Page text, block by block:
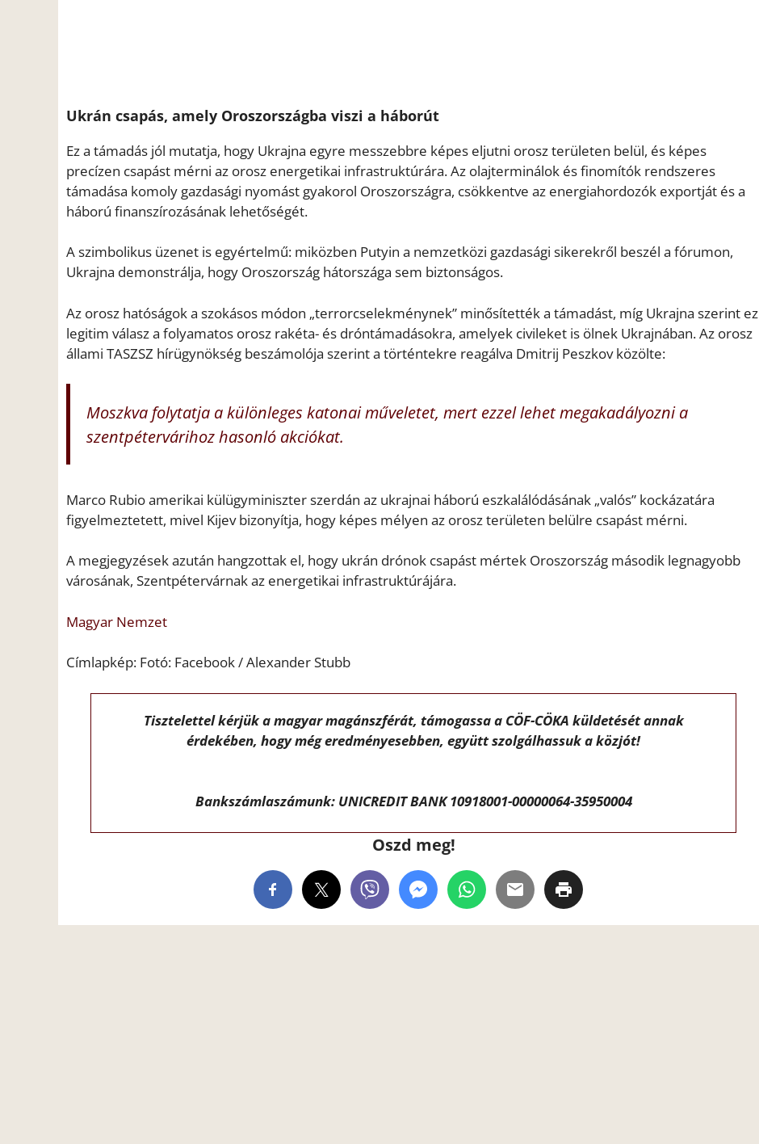
Ukrán csapás, amely Oroszországba viszi a háborút
Ez a támadás jól mutatja, hogy Ukrajna egyre messzebbre képes eljutni orosz területen belül, és képes
precízen csapást mérni az orosz energetikai infrastruktúrára. Az olajterminálok és finomítók rendszeres
támadása komoly gazdasági nyomást gyakorol Oroszországra, csökkentve az energiahordozók exportját és a
háború finanszírozásának lehetőségét.
A szimbolikus üzenet is egyértelmű: miközben Putyin a nemzetközi gazdasági sikerekről beszél a fórumon,
Ukrajna demonstrálja, hogy Oroszország hátországa sem biztonságos.
Az orosz hatóságok a szokásos módon „terrorcselekménynek” minősítették a támadást, míg Ukrajna szerint ez
legitim válasz a folyamatos orosz rakéta- és dróntámadásokra, amelyek civileket is ölnek Ukrajnában. Az orosz
állami TASZSZ hírügynökség beszámolója szerint a történtekre reagálva Dmitrij Peszkov közölte:
Moszkva folytatja a különleges katonai műveletet, mert ezzel lehet megakadályozni a
szentpétervárihoz hasonló akciókat.
Marco Rubio amerikai külügyminiszter szerdán az ukrajnai háború eszkalálódásának „valós” kockázatára
figyelmeztetett, mivel Kijev bizonyítja, hogy képes mélyen az orosz területen belülre csapást mérni.
A megjegyzések azután hangzottak el, hogy ukrán drónok csapást mértek Oroszország második legnagyobb
városának, Szentpétervárnak az energetikai infrastruktúrájára.
Magyar Nemzet
Címlapkép: Fotó: Facebook / Alexander Stubb
Tisztelettel kérjük a magyar magánszférát, támogassa a CÖF-CÖKA küldetését annak
érdekében, hogy még eredményesebben, együtt szolgálhassuk a közjót!
Bankszámlaszámunk: UNICREDIT BANK 10918001-00000064-35950004
Oszd meg!